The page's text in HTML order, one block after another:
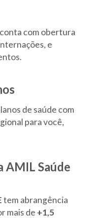
com obertura
e
de saúde com
para você,
AMIL Saúde
tem abrangência
mais de +1,5